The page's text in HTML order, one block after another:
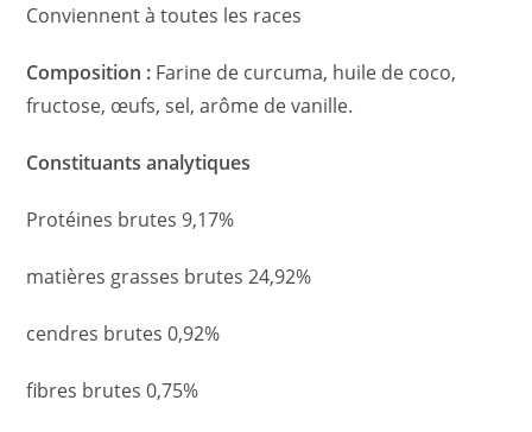
Conviennent à toutes les races
Composition : Farine de curcuma, huile de coco,
fructose, œufs,sel,arôme devanille.
Constituants analytiques
Protéines brutes 9,17%
matières grasses brutes 24,92%
cendres brutes 0,92%
fibres brutes 0,75%